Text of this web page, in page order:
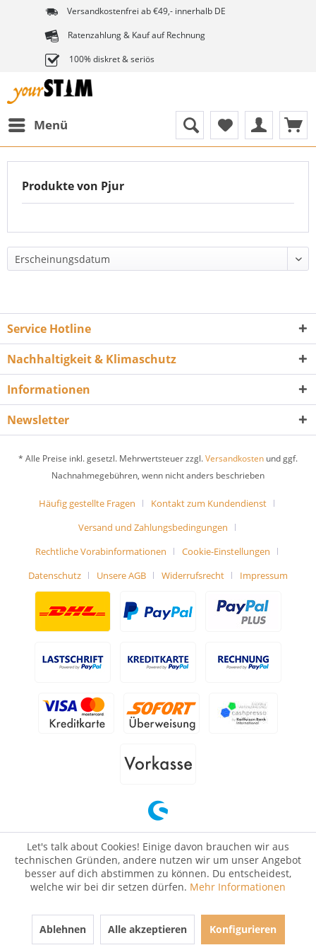
Versandkostenfrei ab €49,- innerhalb DE
Ratenzahlung & Kauf auf Rechnung
100% diskret & seriös
Menü
Produkte von Pjur
Service Hotline
Nachhaltigkeit & Klimaschutz
Informationen
Newsletter
* Alle Preise inkl. gesetzl. Mehrwertsteuer zzgl.Versandkosten und ggf.
Nachnahmegebühren, wenn nicht anders beschrieben
Häufig gestellte Fragen
Kontakt zum Kundendienst
Versand und Zahlungsbedingungen
Rechtliche Vorabinformationen
Cookie-Einstellungen
Datenschutz
Unsere AGB Widerrufsrecht Impressum
Let's talk about Cookies! Einige davon brauchen wir aus
technischen Gründen, andere nutzen wir um unser Angebot
besser auf dich abstimmen zu können. Du entscheidest,
welche wir bei dir setzen dürfen. Mehr Informationen
Ablehnen Alle akzeptieren Konfigurieren